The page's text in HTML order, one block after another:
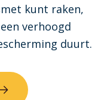
kunt raken,
verhoogd
duurt.